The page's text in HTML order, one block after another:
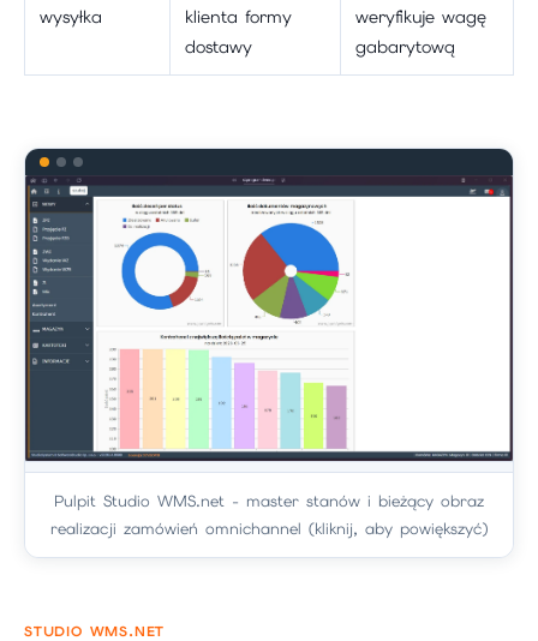
wysyłka
klienta formy
dostawy
weryfikuje wagę
gabarytową
Pulpit Studio WMS.net - master stanów i bieżący obraz
realizacji zamówień omnichannel (kliknij, aby powiększyć)
STUDIO WMS.NET